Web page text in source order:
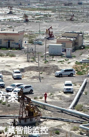
案
藏智能监控